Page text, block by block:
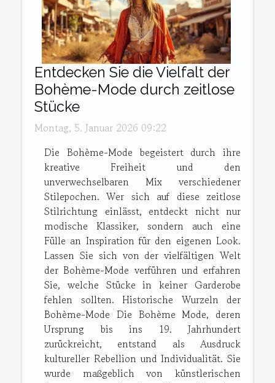
Entdecken Sie die Vielfalt der
Bohème-Mode durch zeitlose
Stücke
Montag, 5. Januar 2026 09:22
Die Bohème-Mode begeistert durch ihre
kreative Freiheit und den
unverwechselbaren Mix verschiedener
Stilepochen. Wer sich auf diese zeitlose
Stilrichtung einlässt, entdeckt nicht nur
modische Klassiker, sondern auch eine
Fülle an Inspiration für den eigenen Look.
Lassen Sie sich von der vielfältigen Welt
der Bohème-Mode verführen und erfahren
Sie, welche Stücke in keiner Garderobe
fehlen sollten. Historische Wurzeln der
Bohème-Mode Die Bohème Mode, deren
Ursprung bis ins 19. Jahrhundert
zurückreicht, entstand als Ausdruck
kultureller Rebellion und Individualität. Sie
wurde maßgeblich von künstlerischen